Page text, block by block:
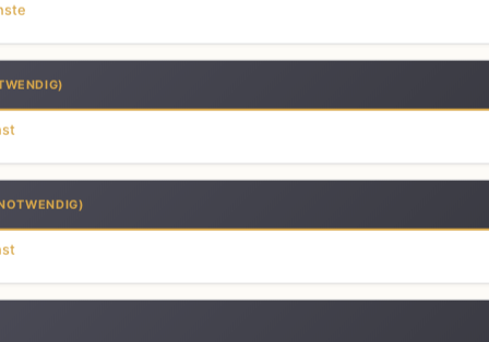
für
zuverlässig annehmen.
Sie beim Außentermin oder in der
Interessenten